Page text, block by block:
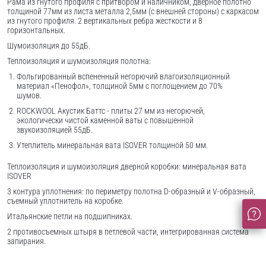
толщиной 77мм из листа металла 2,5мм (с внешней стороны) c каркасом
из гнутого профиля. 2 вертикальных ребра жесткости и 8
горизонтальных.
Шумоизоляция до 55дБ.
Теплоизоляция и шумоизоляция полотна:
Фольгированный вспененный негорючий влагоизоляционный
материал «Пенофол», толщиной 5мм с поглощением до 70%
шумов.
ROCKWOOL Акустик Баттс - плиты 27 мм из негорючей,
экологически чистой каменной ваты с повышенной
звукоизоляцией 55дБ.
Утеплитель минеральная вата ISOVER толщиной 50 мм.
Теплоизоляция и шумоизоляция дверной коробки: минеральная вата
ISOVER
3 контура уплотнения: по периметру полотна D-образный и V-образный,
съемный уплотнитель на коробке.
Итальянские петли на подшипниках.
2 противосъемных штыря в петлевой части, интегрированная система
запирания.